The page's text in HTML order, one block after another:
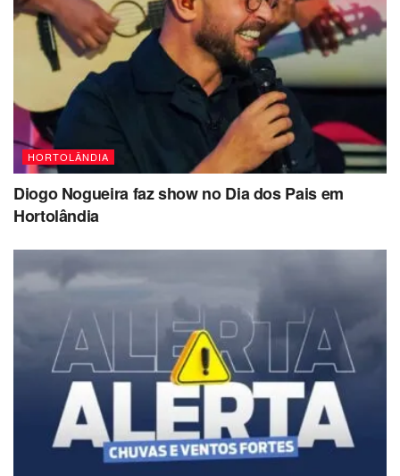
HORTOLÂNDIA
Diogo Nogueira faz show no Dia dos Pais em
Hortolândia